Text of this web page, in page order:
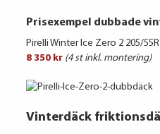
Prisexempel dubbade
Pirelli Winter Ice Zero 2 205/
8 350 kr (4 st inkl. montering)
Vinterdäck